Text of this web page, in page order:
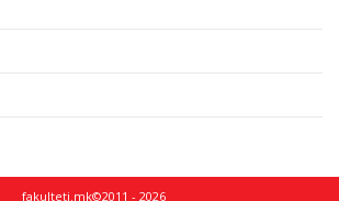
fakulteti.mk©2011 - 2026